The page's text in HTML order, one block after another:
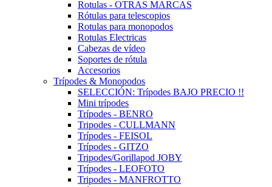
Rotulas - OTRAS MARCAS
Rótulas para telescopios
Rotulas para monopodos
Rotulas Electricas
Cabezas de vídeo
Soportes de rótula
Accesorios
Trípodes & Monopodos
SELECCIÓN: Trípodes BAJO PRECIO !!
Mini trípodes
Trípodes - BENRO
Tripodes - CULLMANN
Trípodes - FEISOL
Trípodes - GITZO
Tripodes/Gorillapod JOBY
Trípodes - LEOFOTO
Tripodes - MANFROTTO